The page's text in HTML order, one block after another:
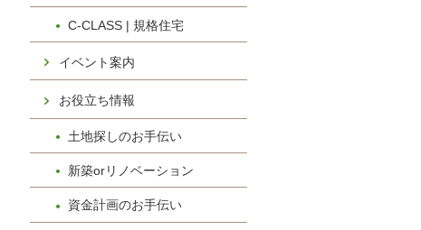
C-CLASS | 規格住宅
イベント案内
お役立ち情報
土地探しのお手伝い
新築orリノベーション
資金計画のお手伝い